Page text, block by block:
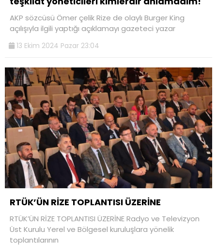
AKP sözcüsü Ömer çelik Rize de olaylı Burger King
açılışıyla ilgili yaptığı açıklamayı gazeteci yazar
13 Ekim 2024 Pazar 23:04
RTÜK’ÜN RİZE TOPLANTISI ÜZERİNE
RTÜK’ÜN RİZE TOPLANTISI ÜZERİNE Radyo ve Televizyon
Üst Kurulu Yerel ve Bölgesel kuruluşlara yönelik
toplantılarının